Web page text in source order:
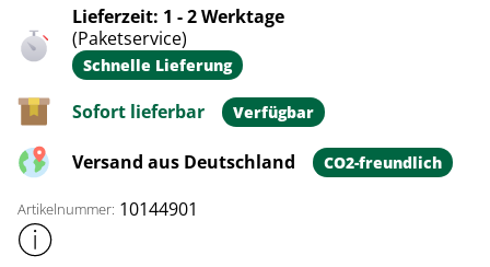
Lieferzeit: 1 - 2 Werktage
(Paketservice)
Schnelle Lieferung
Sofort lieferbar Verfügbar
Versand aus Deutschland CO2-freundlich
Artikelnummer: 10144901
Weitere Produktinformationen anzeigen